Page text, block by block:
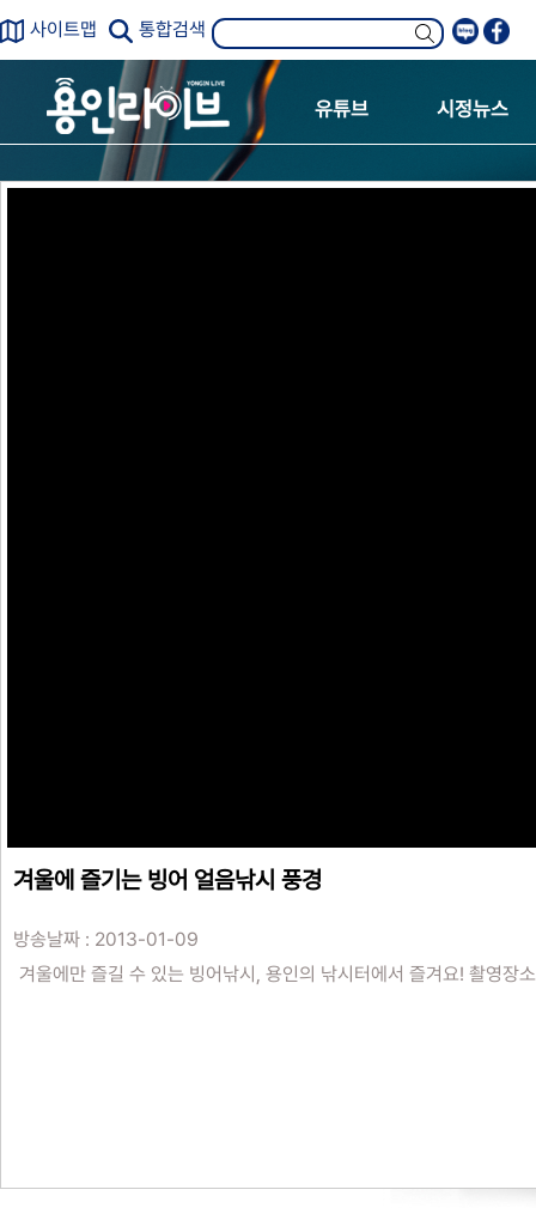
사이트맵 통합검색
유튜브 시정뉴스
겨울에 즐기는 빙어 얼음낚시 풍경
방송날짜 : 2013-01-09
겨울에만 즐길 수 있는 빙어낚시, 용인의 낚시터에서 즐겨요! 촬영장